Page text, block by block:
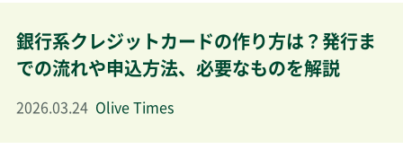
銀行系クレジットカードの作り方は？発行ま
での流れや申込方法、必要なものを解説
2026.03.24 Olive Times